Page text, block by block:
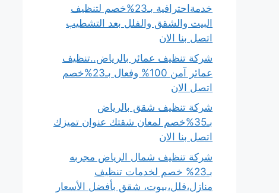
خدمةاحترافية بـ23%خصم لتنظيف
البيت والشقق والفلل بعد التشطيب
اتصل بنا الان
شركة تنظيف عمائر بالرياض..تنظيف
عمائر آمن 100% وفعال بـ23%خصم
اتصل الان
شركة تنظيف شقق بالرياض
بـ35%خصم لمعان شقتك عنوان تميزك
اتصل بنا الان
شركة تنظيف شمال الرياض مجربه
بـ23% خصم لخدمات تنظيف
منازل،فلل،بيوت، شقق بأفضل الأسعار